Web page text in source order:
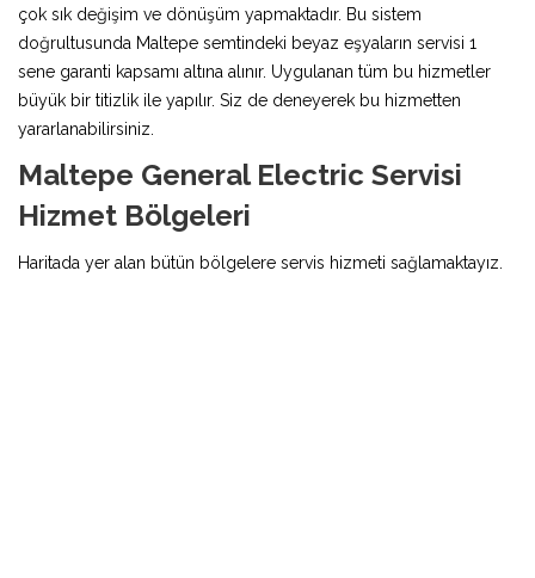
çok sık değişim ve dönüşüm yapmaktadır. Bu sistem
doğrultusunda Maltepe semtindeki beyaz eşyaların servisi 1
sene garanti kapsamı altına alınır. Uygulanan tüm bu hizmetler
büyük bir titizlik ile yapılır. Siz de deneyerek bu hizmetten
yararlanabilirsiniz.
Maltepe General Electric Servisi
Hizmet Bölgeleri
Haritada yer alan bütün bölgelere servis hizmeti sağlamaktayız.